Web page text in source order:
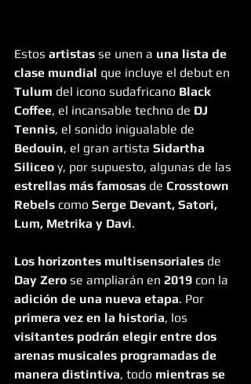
Estos artistas se unen a una lista de
clase mundial que incluye el debut en
Tulum del icono sudafricano Black
Coffee, el incansable techno de DJ
Tennis, el sonido inigualable de
Bedouin, el gran artista Sidartha
Siliceo y, por supuesto, algunas de las
estrellas más famosas de Crosstown
Rebels como Serge Devant, Satori,
Lum, Metrika y Davi.
Los horizontes multisensoriales de
Day Zero se ampliarán en 2019 con la
adición de una nueva etapa. Por
primera vez en la historia, los
visitantes podrán elegir entre dos
arenas musicales programadas de
manera distintiva, todo mientras se